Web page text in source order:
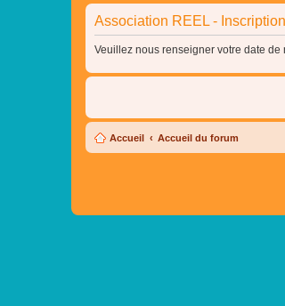
Association REEL - Inscription
Veuillez nous renseigner votre date
Accueil Accueil du forum